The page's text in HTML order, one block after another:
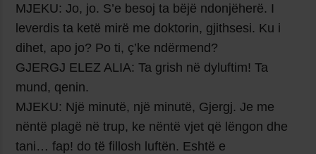
MJEKU: Jo, jo. S’e besoj ta bëjë ndonjëherë. I
leverdis ta ketë mirë me doktorin, gjithsesi. Ku i
dihet, apo jo? Po ti, ç’ke ndërmend?
GJERGJ ELEZ ALIA: Ta grish në dyluftim! Ta
mund, qenin.
MJEKU: Një minutë, një minutë, Gjergj. Je me
nëntë plagë në trup, ke nëntë vjet që lëngon dhe
tani… fap! do të fillosh luftën. Eshtë e